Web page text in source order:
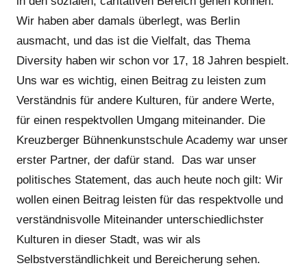
Wir haben aber damals überlegt, was Berlin
ausmacht, und das ist die Vielfalt, das Thema
Diversity haben wir schon vor 17, 18 Jahren bespielt.
Uns war es wichtig, einen Beitrag zu leisten zum
Verständnis für andere Kulturen, für andere Werte,
für einen respektvollen Umgang miteinander. Die
Kreuzberger Bühnenkunstschule Academy war unser
erster Partner, der dafür stand. Das war unser
politisches Statement, das auch heute noch gilt: Wir
wollen einen Beitrag leisten für das respektvolle und
verständnisvolle Miteinander unterschiedlichster
Kulturen in dieser Stadt, was wir als
Selbstverständlichkeit und Bereicherung sehen.